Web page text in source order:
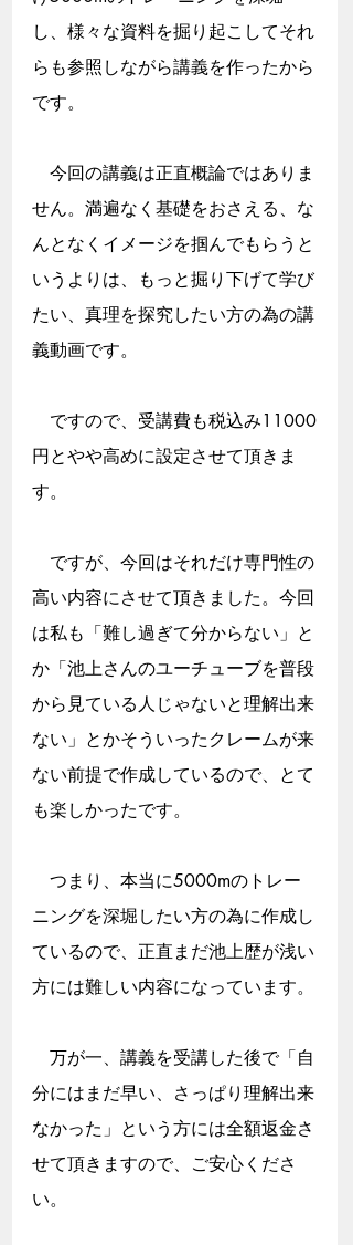
し、様々な資料を掘り起こしてそれ
らも参照しながら講義を作ったから
です。
今回の講義は正直概論ではありま
せん。満遍なく基礎をおさえる、な
んとなくイメージを掴んでもらうと
いうよりは、もっと掘り下げて学び
たい、真理を探究したい方の為の講
義動画です。
ですので、受講費も税込み11000
円とやや高めに設定させて頂きま
す。
ですが、今回はそれだけ専門性の
高い内容にさせて頂きました。今回
は私も「難し過ぎて分からない」と
か「池上さんのユーチューブを普段
から見ている人じゃないと理解出来
ない」とかそういったクレームが来
ない前提で作成しているので、とて
も楽しかったです。
つまり、本当に5000mのトレー
ニングを深堀したい方の為に作成し
ているので、正直まだ池上歴が浅い
方には難しい内容になっています。
万が一、講義を受講した後で「自
分にはまだ早い、さっぱり理解出来
なかった」という方には全額返金さ
せて頂きますので、ご安心くださ
い。